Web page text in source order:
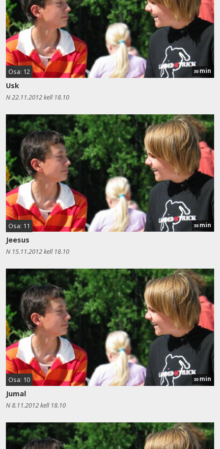
Osa: 12 30 min
Usk
N 22.11.2012 kell 18.10
Osa: 11 30 min
Jeesus
N 15.11.2012 kell 18.10
Osa: 10 30 min
Jumal
N 8.11.2012 kell 18.10